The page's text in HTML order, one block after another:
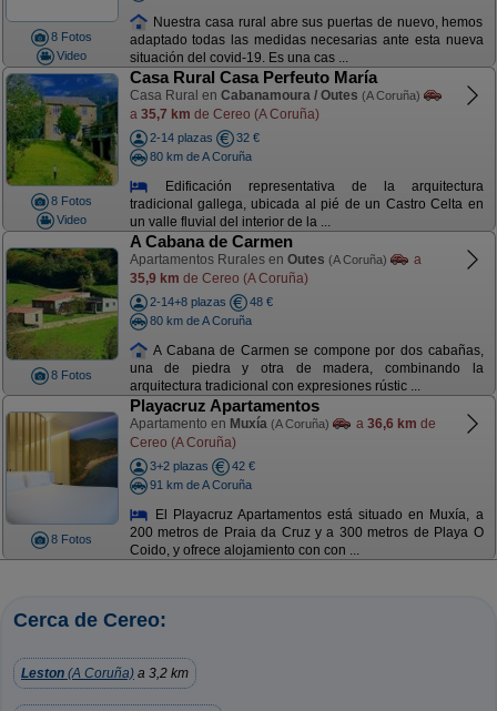
8 Fotos
Video
Nuestra casa rural abre sus puertas de nuevo, hemos
adaptado todas las medidas necesarias ante esta nueva
situación del covid-19. Es una cas ...
8 Fotos
Video
Casa Rural Casa Perfeuto María
Casa Rural en Cabanamoura / Outes (A Coruña)
a 35,7 km de Cereo (A Coruña)
2-14 plazas
32 €
80 km de A Coruña
Edificación representativa de la arquitectura
tradicional gallega, ubicada al pié de un Castro Celta en
un valle fluvial del interior de la ...
8 Fotos
A Cabana de Carmen
Apartamentos Rurales en Outes (A Coruña)
a
35,9 km de Cereo (A Coruña)
2-14+8 plazas
48 €
80 km de A Coruña
A Cabana de Carmen se compone por dos cabañas,
una de piedra y otra de madera, combinando la
arquitectura tradicional con expresiones rústic ...
8 Fotos
Playacruz Apartamentos
Apartamento en Muxía (A Coruña) a 36,6 km de
Cereo (A Coruña)
3+2 plazas
42 €
91 km de A Coruña
El Playacruz Apartamentos está situado en Muxía, a
200 metros de Praia da Cruz y a 300 metros de Playa O
Coido, y ofrece alojamiento con con ...
Cerca de Cereo:
Leston (A Coruña) a 3,2 km